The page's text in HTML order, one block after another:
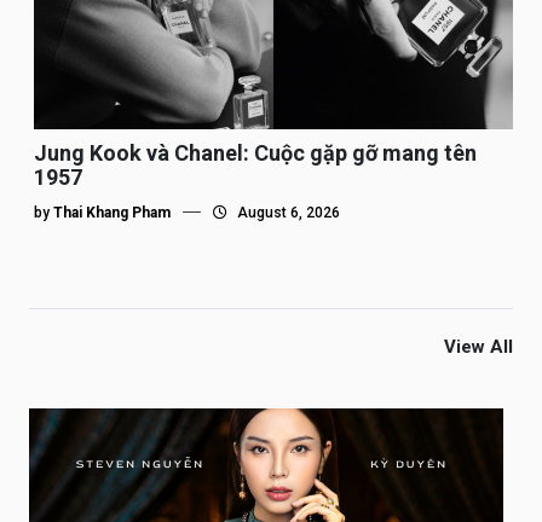
Jung Kook và Chanel: Cuộc gặp gỡ mang tên
1957
by Thai Khang Pham August 6, 2026
View All